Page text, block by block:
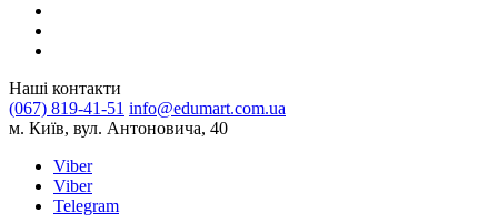
Наші контакти
(067) 819-41-51 info@edumart.com.ua
м. Київ, вул. Антоновича, 40
Viber
Viber
Telegram